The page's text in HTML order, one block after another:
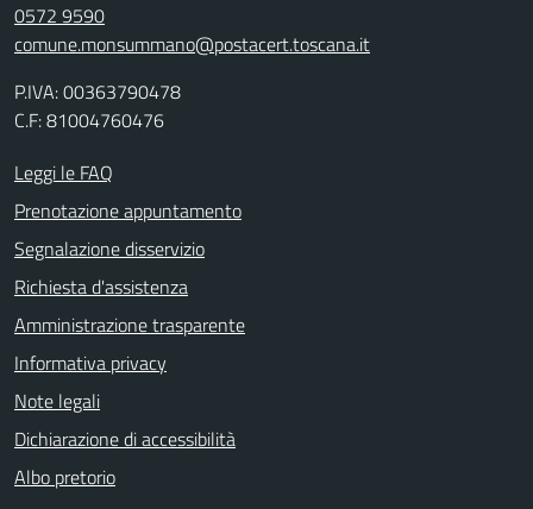
0572 9590
comune.monsummano@postacert.toscana.it
P.IVA: 00363790478
C.F: 81004760476
Leggi le FAQ
Prenotazione appuntamento
Segnalazione disservizio
Richiesta d'assistenza
Amministrazione trasparente
Informativa privacy
Note legali
Dichiarazione di accessibilità
Albo pretorio